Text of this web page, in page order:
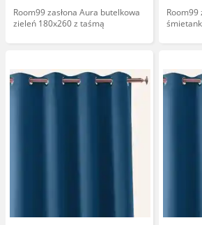
Room99 zasłona Aura butelkowa
zieleń 180x260 z taśmą
Room99